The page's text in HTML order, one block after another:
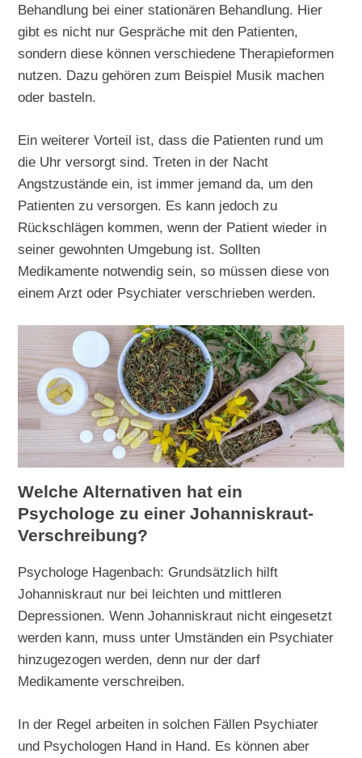
Behandlung bei einer stationären Behandlung. Hier
gibt es nicht nur Gespräche mit den Patienten,
sondern diese können verschiedene Therapieformen
nutzen. Dazu gehören zum Beispiel Musik machen
oder basteln.
Ein weiterer Vorteil ist, dass die Patienten rund um
die Uhr versorgt sind. Treten in der Nacht
Angstzustände ein, ist immer jemand da, um den
Patienten zu versorgen. Es kann jedoch zu
Rückschlägen kommen, wenn der Patient wieder in
seiner gewohnten Umgebung ist. Sollten
Medikamente notwendig sein, so müssen diese von
einem Arzt oder Psychiater verschrieben werden.
Welche Alternativen hat ein
Psychologe zu einer Johanniskraut-
Verschreibung?
Psychologe Hagenbach: Grundsätzlich hilft
Johanniskraut nur bei leichten und mittleren
Depressionen. Wenn Johanniskraut nicht eingesetzt
werden kann, muss unter Umständen ein Psychiater
hinzugezogen werden, denn nur der darf
Medikamente verschreiben.
In der Regel arbeiten in solchen Fällen Psychiater
und Psychologen Hand in Hand. Es können aber